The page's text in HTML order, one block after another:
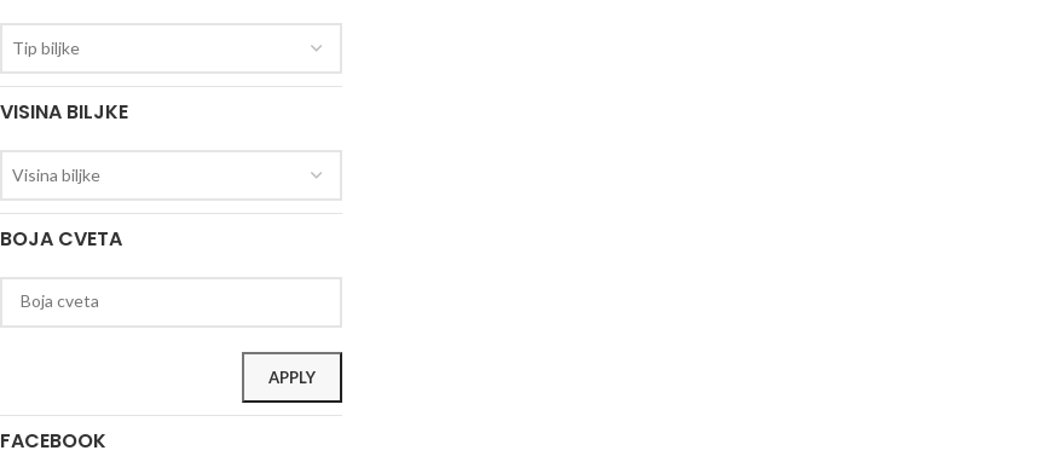
Tip biljke
VISINA BILJKE
Visina biljke
BOJA CVETA
APPLY
FACEBOOK